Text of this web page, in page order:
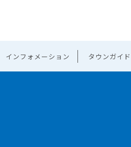
インフォメーション タウンガイド